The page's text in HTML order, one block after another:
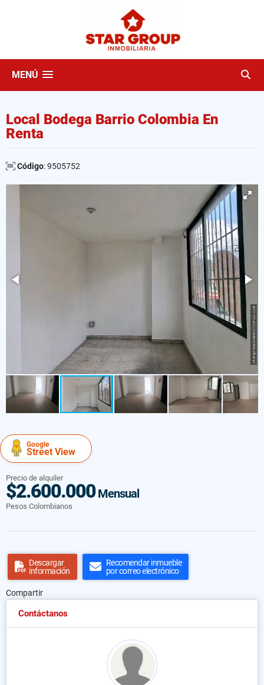
MENÚ
Local Bodega Barrio Colombia En
Renta
Código: 9505752
Google
Street View
Precio de alquiler
$2.600.000Mensual
Pesos Colombianos
Descargar
información
Recomendar inmueble
por correo electrónico
Compartir
Contáctanos